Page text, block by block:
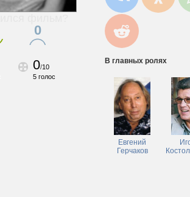
0
0/10
5 голос
В главных ролях
Евгений
Герчаков